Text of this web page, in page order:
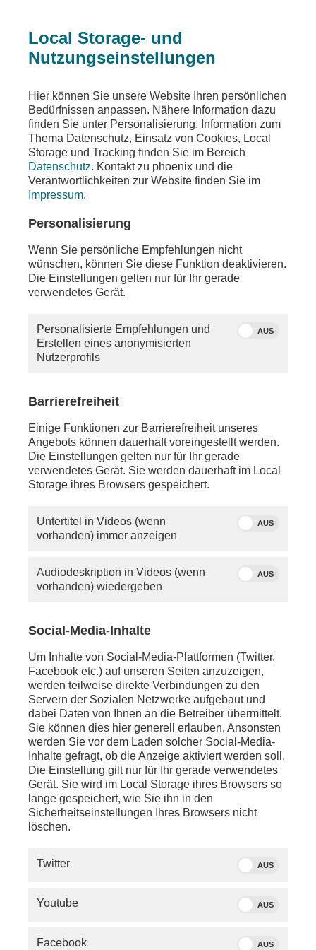
SERVICE
Local Storage- und
Nutzungseinstellungen
Hier können Sie unsere Website Ihren persönlichen
Bedürfnissen anpassen. Nähere Information dazu
finden Sie unter Personalisierung. Information zum
Thema Datenschutz, Einsatz von Cookies, Local
Storage und Tracking finden Sie im Bereich
Datenschutz. Kontakt zu phoenix und die
Verantwortlichkeiten zur Website finden Sie im
Impressum.
Personalisierung
Wenn Sie persönliche Empfehlungen nicht
wünschen, können Sie diese Funktion deaktivieren.
Die Einstellungen gelten nur für Ihr gerade
verwendetes Gerät.
Personalisierte Empfehlungen und
Erstellen eines anonymisierten
Nutzerprofils
AUS
Barrierefreiheit
Einige Funktionen zur Barrierefreiheit unseres
Angebots können dauerhaft voreingestellt werden.
Die Einstellungen gelten nur für Ihr gerade
verwendetes Gerät. Sie werden dauerhaft im Local
Storage ihres Browsers gespeichert.
Untertitel in Videos (wenn
vorhanden) immer anzeigen
AUS
Audiodeskription in Videos (wenn
vorhanden) wiedergeben
AUS
Social-Media-Inhalte
Um Inhalte von Social-Media-Plattformen (Twitter,
Facebook etc.) auf unseren Seiten anzuzeigen,
werden teilweise direkte Verbindungen zu den
Servern der Sozialen Netzwerke aufgebaut und
dabei Daten von Ihnen an die Betreiber übermittelt.
Sie können dies hier generell erlauben. Ansonsten
werden Sie vor dem Laden solcher Social-Media-
Inhalte gefragt, ob die Anzeige aktiviert werden soll.
Die Einstellung gilt nur für Ihr gerade verwendetes
Gerät. Sie wird im Local Storage ihres Browsers so
lange gespeichert, wie Sie ihn in den
Sicherheitseinstellungen Ihres Browsers nicht
löschen.
Twitter AUS
Youtube AUS
Facebook AUS